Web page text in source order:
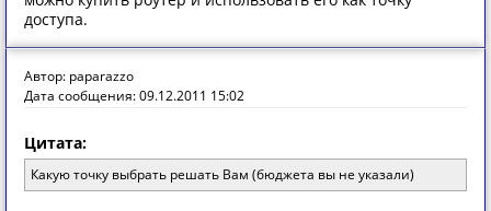
доступа.
Автор: paparazzo
Дата сообщения: 09.12.2011 15:02
Цитата:
Какую точку выбрать решать Вам (бюджета вы не указали)